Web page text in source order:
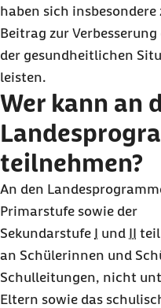
haben sich
Beitrag zur
der gesundheitlichen
leisten.
Wer kann an
teilnehmen?
An den
Primarstufe sowie der
Sekundarstufe I und II
an Schülerinnen und
Schulleitungen, nicht
Eltern sowie das